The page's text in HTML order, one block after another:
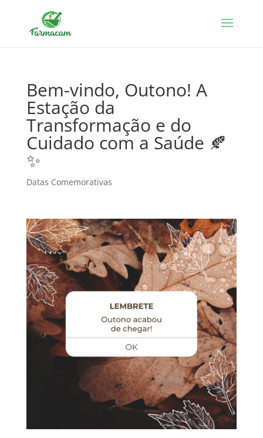
Bem-vindo, Outono! A
Estação da
Transformação e do
Cuidado com a Saúde 🍂
✨
Datas Comemorativas